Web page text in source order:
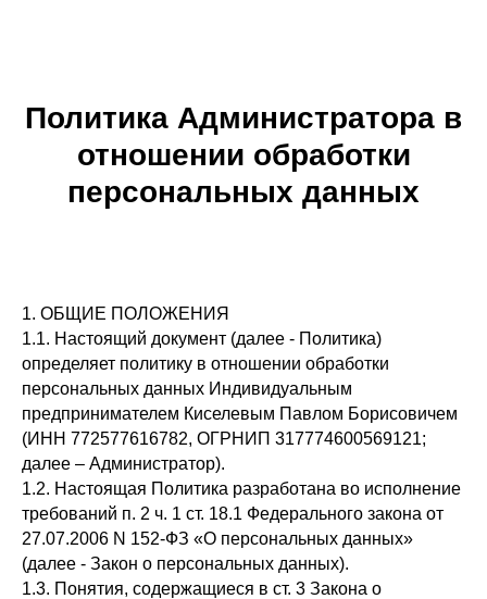
Политика Администратора в
отношении обработки
персональных данных
1. ОБЩИЕ ПОЛОЖЕНИЯ
1.1. Настоящий документ (далее - Политика)
определяет политику в отношении обработки
персональных данных Индивидуальным
предпринимателем Киселевым Павлом Борисовичем
(ИНН 772577616782, ОГРНИП 317774600569121;
далее – Администратор).
1.2. Настоящая Политика разработана во исполнение
требований п. 2 ч. 1 ст. 18.1 Федерального закона от
27.07.2006 N 152-ФЗ «О персональных данных»
(далее - Закон о персональных данных).
1.3. Понятия, содержащиеся в ст. 3 Закона о